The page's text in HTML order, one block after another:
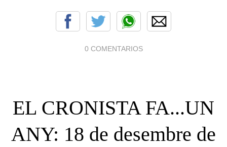
0 COMENTARIOS
EL CRONISTA FA...UN
ANY: 18 de desembre de